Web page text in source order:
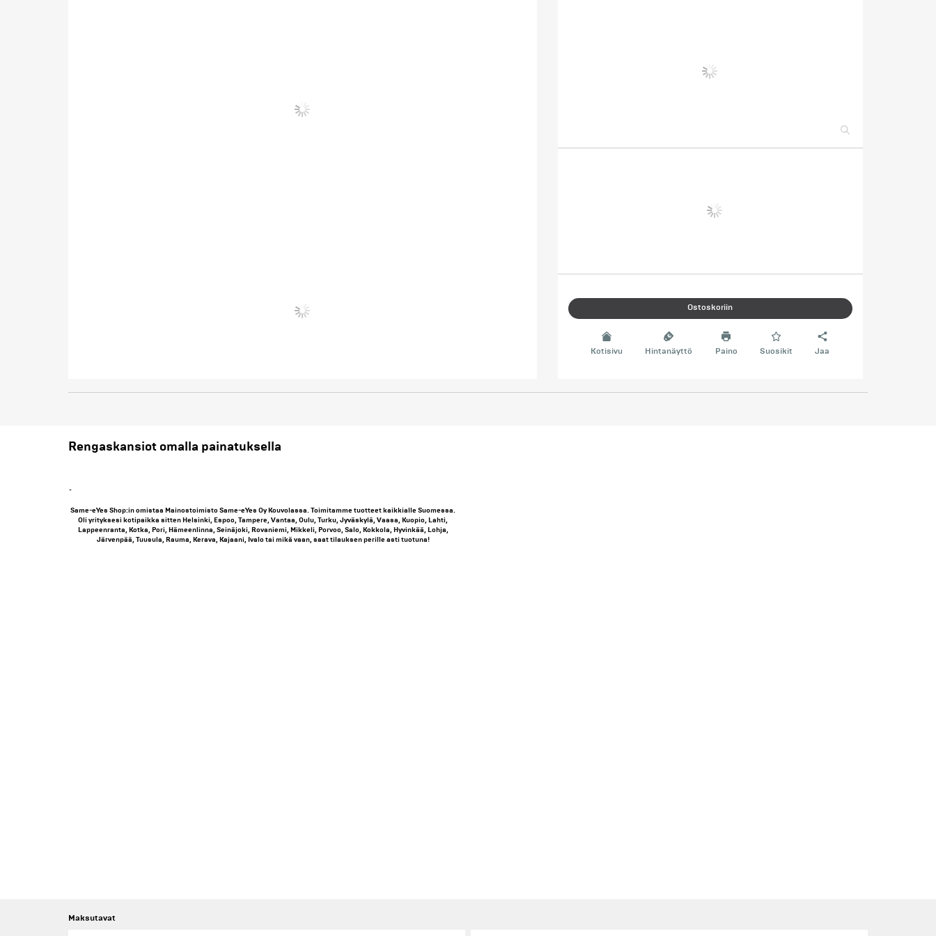
Ostoskoriin
Kotisivu Hintanäyttö Paino Suosikit Jaa
Rengaskansiot omalla painatuksella
-
Same-eYes Shop:in omistaa Mainostoimisto Same-eYes Oy Kouvolassa. Toimitamme tuotteet kaikkialle Suomessa.
Oli yrityksesi kotipaikka sitten Helsinki, Espoo, Tampere, Vantaa, Oulu, Turku, Jyväskylä, Vaasa, Kuopio, Lahti,
Lappeenranta, Kotka, Pori, Hämeenlinna, Seinäjoki, Rovaniemi, Mikkeli, Porvoo, Salo, Kokkola, Hyvinkää, Lohja,
Järvenpää, Tuusula, Rauma, Kerava, Kajaani, Ivalo tai mikä vaan, saat tilauksen perille asti tuotuna!
Maksutavat